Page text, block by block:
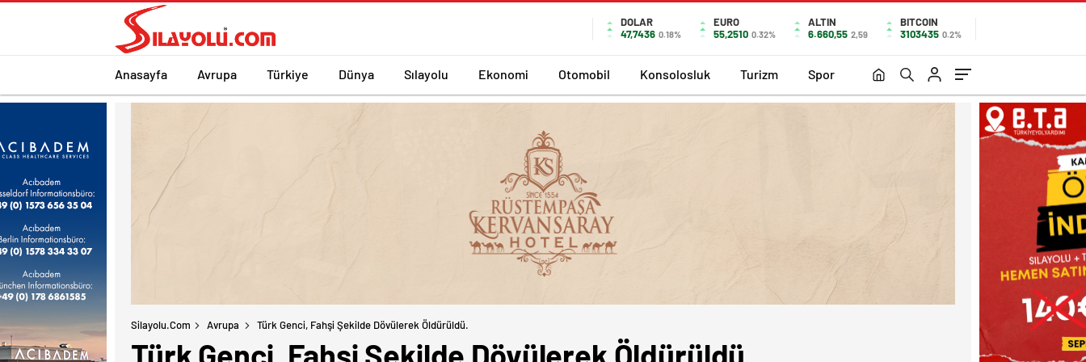
DOLAR
47,7436 0.18%
EURO
55,2510 0.32%
ALTIN
6.660,55 2,59
BITCOIN
3103435 0.2%
Anasayfa Avrupa Türkiye Dünya Sılayolu Ekonomi Otomobil Konsolosluk Turizm Spor
Silayolu.com Avrupa Türk Genci, Fahşi Şekilde Dövülerek Öldürüldü.